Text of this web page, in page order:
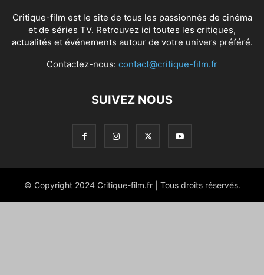
Critique-film est le site de tous les passionnés de cinéma
et de séries TV. Retrouvez ici toutes les critiques,
actualités et événements autour de votre univers préféré.
Contactez-nous: contact@critique-film.fr
SUIVEZ NOUS
© Copyright 2024 Critique-film.fr | Tous droits réservés.